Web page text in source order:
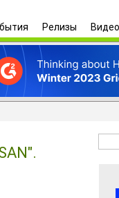
Релизы Видео